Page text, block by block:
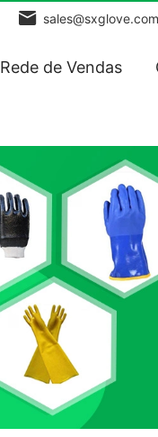
Rede de Vendas